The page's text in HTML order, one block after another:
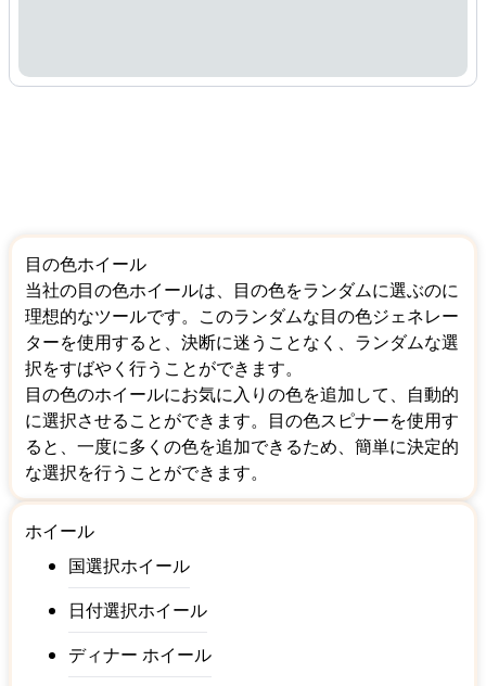
目の色ホイール
当社の目の色ホイールは、目の色をランダムに選ぶのに
理想的なツールです。このランダムな目の色ジェネレー
ターを使用すると、決断に迷うことなく、ランダムな選
択をすばやく行うことができます。
目の色のホイールにお気に入りの色を追加して、自動的
に選択させることができます。目の色スピナーを使用す
ると、一度に多くの色を追加できるため、簡単に決定的
な選択を行うことができます。
ホイール
国選択ホイール
日付選択ホイール
ディナー ホイール